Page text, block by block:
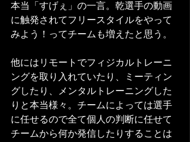
本当「すげぇ」の一言。乾選手の動画
に触発されてフリースタイルをやって
みよう！ってチームも増えたと思う。
他にはリモートでフィジカルトレーニ
ングを取り入れていたり、ミーティン
グしたり、メンタルトレーニングした
りと本当様々。チームによっては選手
に任せるので全て個人の判断に任せて
チームから何か発信したりすることは